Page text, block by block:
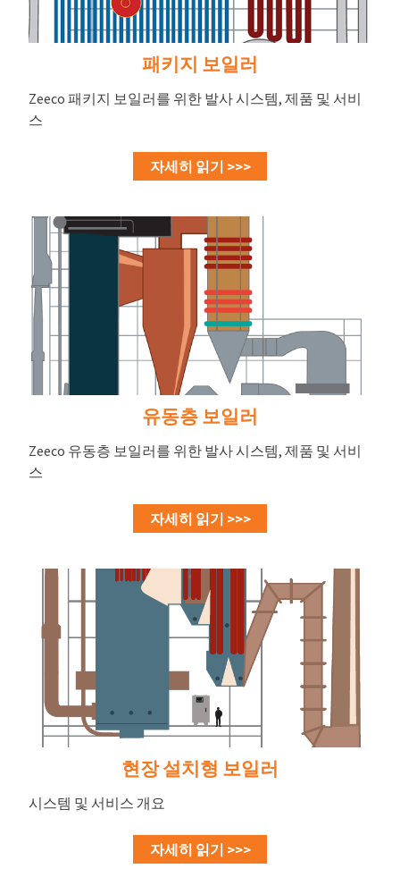
패키지 보일러
Zeeco 패키지 보일러를 위한 발사 시스템, 제품 및 서비
스
자세히 읽기 >>>
유동층 보일러
Zeeco 유동층 보일러를 위한 발사 시스템, 제품 및 서비
스
자세히 읽기 >>>
현장 설치형 보일러
시스템 및 서비스 개요
자세히 읽기 >>>